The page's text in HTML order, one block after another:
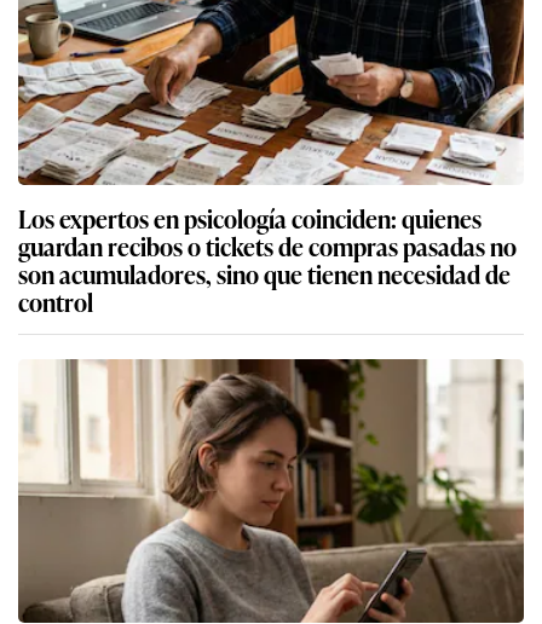
Los expertos en psicología coinciden: quienes
guardan recibos o tickets de compras pasadas no
son acumuladores, sino que tienen necesidad de
control